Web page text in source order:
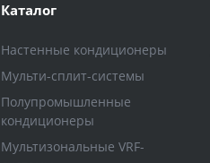
Каталог
Настенные кондиционеры
Мульти-сплит-системы
Полупромышленные
кондиционеры
Мультизональные VRF-